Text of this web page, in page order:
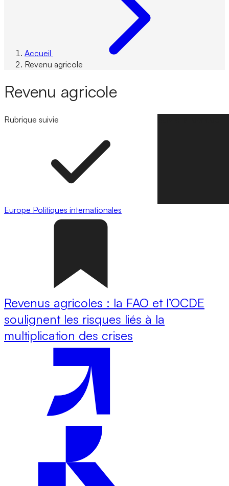
Accueil
Revenu agricole
Revenu agricole
Rubrique suivie
Europe Politiques internationales
Revenus agricoles : la FAO et l’OCDE
soulignent les risques liés à la
multiplication des crises